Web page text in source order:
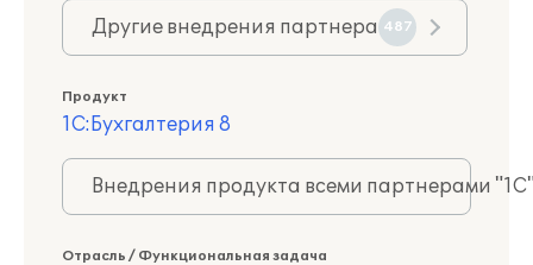
Другие внедрения партнера 487
Продукт
1С:Бухгалтерия 8
Внедрения продукта всеми партнерами
Отрасль / Функциональная задача